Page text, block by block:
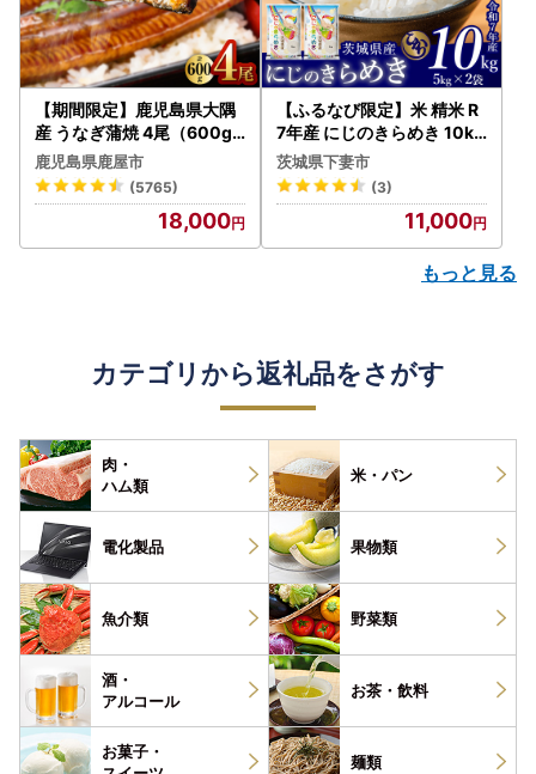
【期間限定】鹿児島県大隅
産 うなぎ蒲焼 4尾（600g
） KN007-004-04-cp18
うなぎ 鰻 魚 惣菜 総菜
鹿児島県鹿屋市
(5765)
18,000
【ふるなび限定】米 精米 R
7年産 にじのきらめき 10kg
10月 FN-Limited-PR
茨城県下妻市
(3)
11,000
もっと見る
カテゴリから返礼品をさがす
肉・
ハム類
米・パン
電化製品 果物類
魚介類 野菜類
酒・
アルコール
お茶・ 飲料
お菓子・
麺類